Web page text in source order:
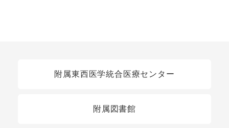
附属東西医学統合医療センター
附属図書館